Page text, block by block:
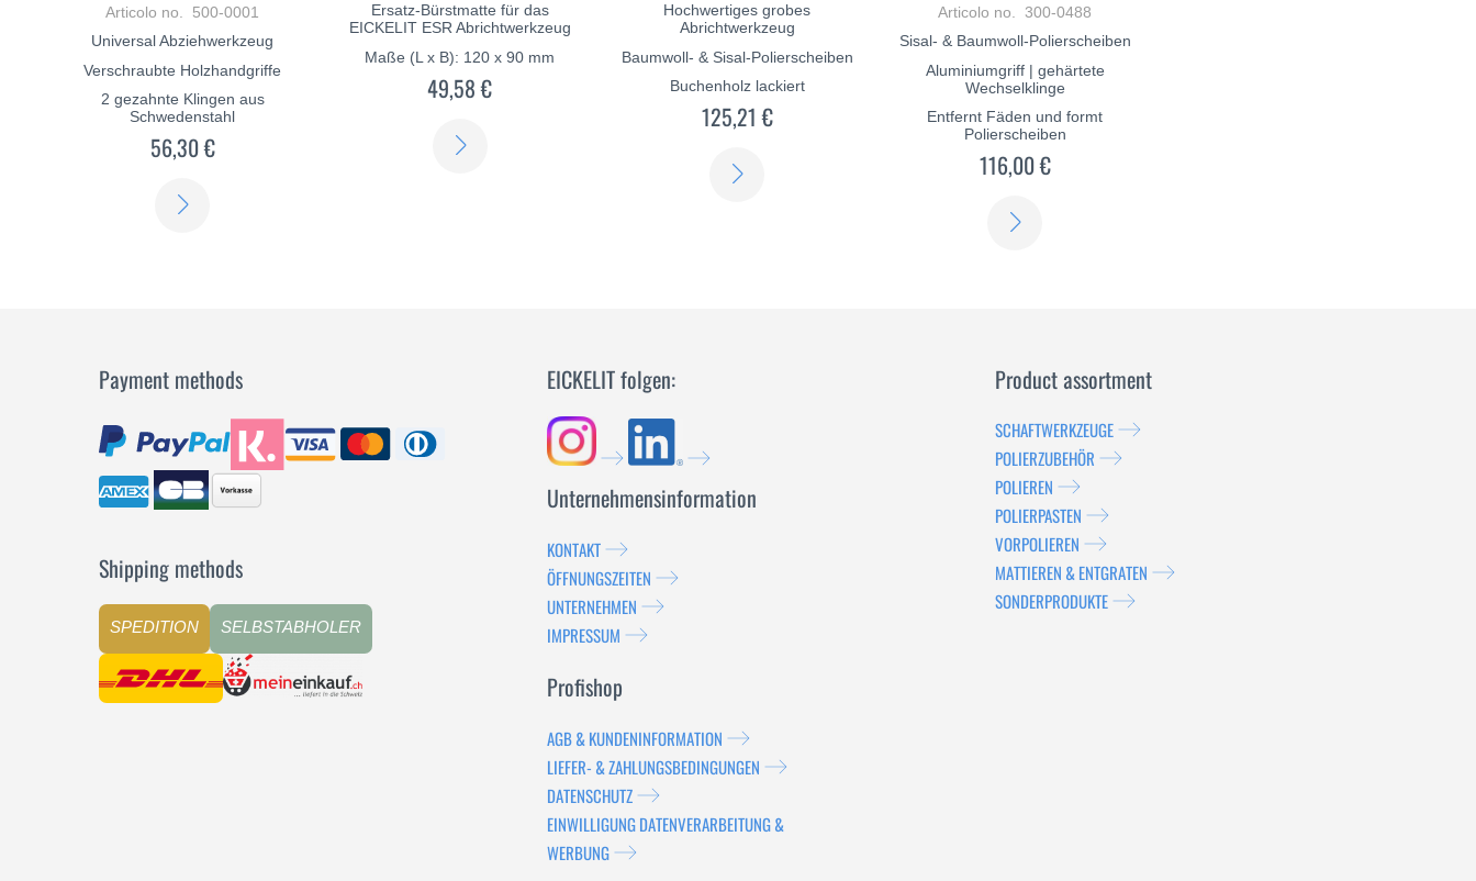
Articolo no. 500-0001
Universal Abziehwerkzeug
Verschraubte Holzhandgriffe
2 gezahnte Klingen aus
Schwedenstahl
56,30 €
Ersatz-Bürstmatte für das
EICKELIT ESR Abrichtwerkzeug
Maße (L x B): 120 x 90 mm
49,58 €
Hochwertiges grobes
Abrichtwerkzeug
Baumwoll- & Sisal-Polierscheiben
Buchenholz lackiert
125,21 €
Articolo no. 300-0488
Sisal- & Baumwoll-Polierscheiben
Aluminiumgriff | gehärtete
Wechselklinge
Entfernt Fäden und formt
Polierscheiben
116,00 €
Payment methods
Shipping methods
SPEDITION SELBSTABHOLER
EICKELIT folgen:
Unternehmensinformation
KONTAKT
ÖFFNUNGSZEITEN
UNTERNEHMEN
IMPRESSUM
Profishop
AGB & KUNDENINFORMATION
LIEFER- & ZAHLUNGSBEDINGUNGEN
DATENSCHUTZ
EINWILLIGUNG DATENVERARBEITUNG &
WERBUNG
Product assortment
SCHAFTWERKZEUGE
POLIERZUBEHÖR
POLIEREN
POLIERPASTEN
VORPOLIEREN
MATTIEREN & ENTGRATEN
SONDERPRODUKTE